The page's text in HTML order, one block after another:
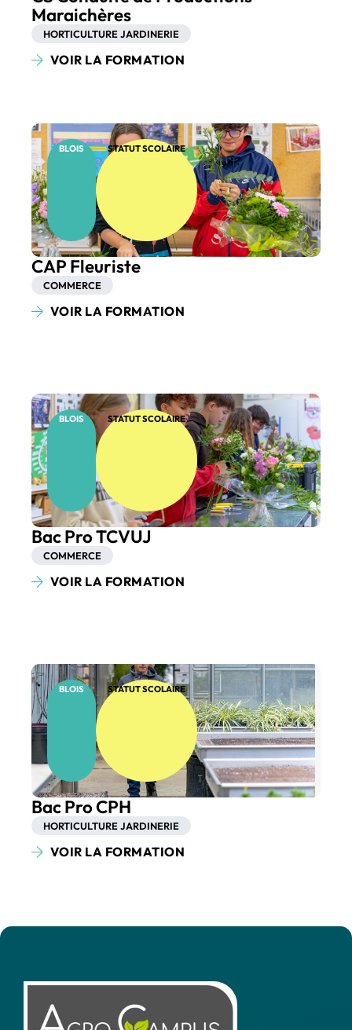
Maraichères
HORTICULTURE JARDINERIE
VOIR LA FORMATION
BLOIS STATUT SCOLAIRE
CAP Fleuriste
COMMERCE
VOIR LA FORMATION
BLOIS STATUT SCOLAIRE
Bac Pro TCVUJ
COMMERCE
VOIR LA FORMATION
BLOIS STATUT SCOLAIRE
Bac Pro CPH
HORTICULTURE JARDINERIE
VOIR LA FORMATION